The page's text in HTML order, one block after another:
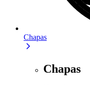
Chapas
Chapas